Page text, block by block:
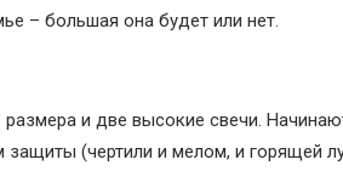
– большая она будет или нет.
и две высокие свечи.
(чертили и мелом, и горящей